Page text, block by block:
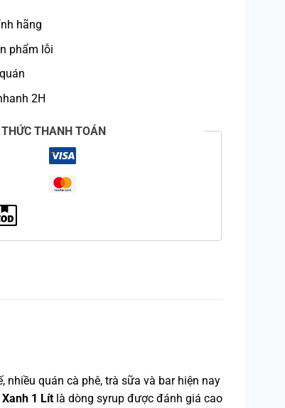
hãng
phẩm lỗi
2H
THANH TOÁN
quán cà phê, trà sữa và bar hiện nay
1 Lítlà dòng syrup được đánh giá cao